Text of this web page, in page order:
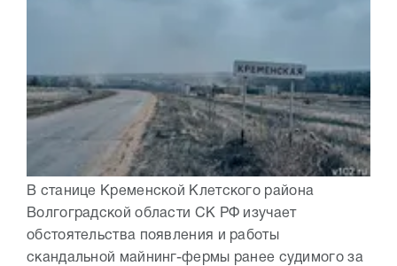
В станице Кременской Клетского района
Волгоградской области СК РФ изучает
обстоятельства появления и работы
скандальной майнинг-фермы ранее судимого за